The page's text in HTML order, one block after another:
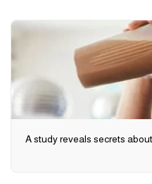
A study reveals secrets